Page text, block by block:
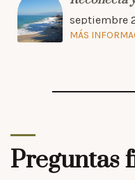
septiembre
MÁS
Preguntas